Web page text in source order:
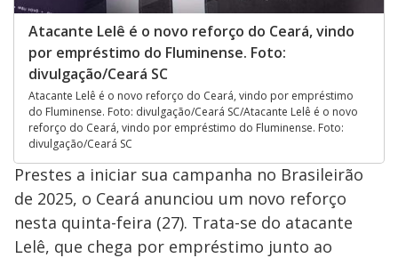
Atacante Lelê é o novo reforço do Ceará, vindo
por empréstimo do Fluminense. Foto:
divulgação/Ceará SC
Atacante Lelê é o novo reforço do Ceará, vindo por empréstimo
do Fluminense. Foto: divulgação/Ceará SC/Atacante Lelê é o novo
reforço do Ceará, vindo por empréstimo do Fluminense. Foto:
divulgação/Ceará SC
Prestes a iniciar sua campanha no Brasileirão
de 2025, o Ceará anunciou um novo reforço
nesta quinta-feira (27). Trata-se do atacante
Lelê, que chega por empréstimo junto ao